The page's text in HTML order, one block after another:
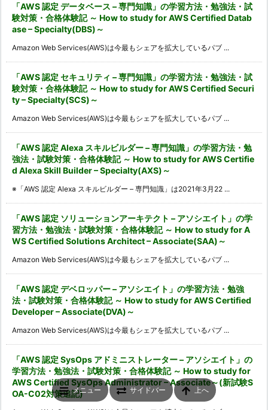
「AWS 認定 データベース – 専門知識」の学習方法・勉強法・試
験対策・合格体験記 ～ How to study for AWS Certified Datab
ase – Specialty(DBS)～
Amazon Web Services(AWS)は今最もシェアを拡大しているパブ ...
「AWS 認定 セキュリティ – 専門知識」の学習方法・勉強法・試
験対策・合格体験記 ～ How to study for AWS Certified Securi
ty – Specialty(SCS)～
Amazon Web Services(AWS)は今最もシェアを拡大しているパブ ...
「AWS 認定 Alexa スキルビルダー – 専門知識」の学習方法・勉
強法・試験対策・合格体験記 ～ How to study for AWS Certifie
d Alexa Skill Builder – Specialty(AXS)～
※「AWS 認定 Alexa スキルビルダー – 専門知識」は2021年3月22 ...
「AWS 認定 ソリューションアーキテクト – アソシエイト」の学
習方法・勉強法・試験対策・合格体験記 ～ How to study for A
WS Certified Solutions Architect – Associate(SAA)～
Amazon Web Services(AWS)は今最もシェアを拡大しているパブ ...
「AWS 認定 デベロッパー – アソシエイト」の学習方法・勉強
法・試験対策・合格体験記 ～ How to study for AWS Certified
Developer – Associate(DVA)～
Amazon Web Services(AWS)は今最もシェアを拡大しているパブ ...
「AWS 認定 SysOps アドミニストレーター – アソシエイト」の
学習方法・勉強法・試験対策・合格体験記 ～ How to study for
AWS Certified SysOps Administrator – Associate～(新試験S
OA-C02対策追記)メニュー サイドバー 上へ